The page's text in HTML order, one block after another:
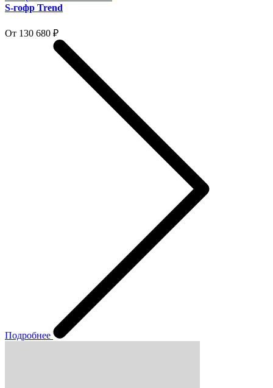
S-гофр Trend
От 130 680 ₽
Подробнее